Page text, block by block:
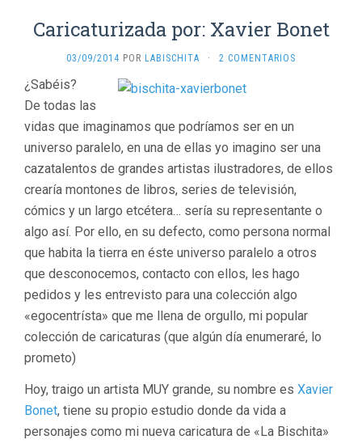
Caricaturizada por: Xavier Bonet
03/09/2014 POR LABISCHITA · 2 COMENTARIOS
¿Sabéis?
De todas las
vidas que imaginamos que podríamos ser en un
universo paralelo, en una de ellas yo imagino ser una
cazatalentos de grandes artistas ilustradores, de ellos
crearía montones de libros, series de televisión,
cómics y un largo etcétera… sería su representante o
algo así. Por ello, en su defecto, como persona normal
que habita la tierra en éste universo paralelo a otros
que desconocemos, contacto con ellos, les hago
pedidos y les entrevisto para una colección algo
«egocentrísta» que me llena de orgullo, mi popular
colección de caricaturas (que algún día enumeraré, lo
prometo)
Hoy, traigo un artista MUY grande, su nombre es Xavier
Bonet, tiene su propio estudio donde da vida a
personajes como mi nueva caricatura de «La Bischita»